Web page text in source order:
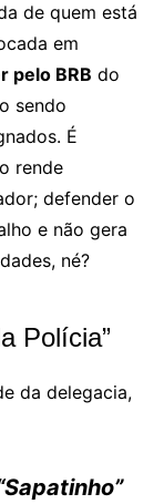
de quem está
em
pelo BRB do
sendo
É
rende
defender o
e não gera
né?
Polícia”
da delegacia,